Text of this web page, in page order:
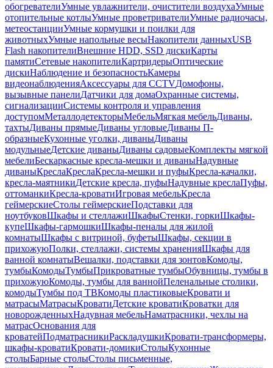
обогревателиУмные увлажнители, очистители воздухаУмные
отопительные котлыУмные проветривателиУмные радиочасы,
метеостанцииУмные кормушки и поилки для
животныхУмные напольные весыНакопители данныхUSB
Flash накопителиВнешние HDD, SSD дискиКарты
памятиСетевые накопителиКартридерыОптические
дискиНаблюдение и безопасностьКамеры
видеонаблюденияАксессуары для CCTVДомофоны,
вызывные панелиДатчики для домаОхранные системы,
сигнализацииСистемы контроля и управления
доступомМеталлодетекторыМебельМягкая мебельДиваны,
тахтыДиваны прямыеДиваны угловыеДиваны П-
образныеКухонные уголки, диваныДиваны
модульныеДетские диваныДиваны садовыеКомплекты мягкой
мебелиБескаркасные кресла-мешки и диваныНадувные
диваныКреслаКреслаКресла-мешки и пуфыКресла-качалки,
кресла-маятникиДетские кресла, пуфыНадувные креслаПуфы,
оттоманкиКресла-кроватиИгровая мебельКресла
геймерскиеСтолы геймерскиеПодставки для
ноутбуковШкафы и стеллажиШкафыСтенки, горкиШкафы-
купеШкафы-гармошкиШкафы-пеналы для жилой
комнатыШкафы с витриной, буфетыШкафы, секции в
прихожуюПолки, стеллажи, системы храненияШкафы для
ванной комнатыВешалки, подставки для зонтовКомоды,
тумбыКомодыТумбыПрикроватные тумбыОбувницы, тумбы в
прихожуюКомоды, тумбы для ваннойПеленальные столики,
комодыТумбы под ТВКомоды пластиковыеКровати и
матрасыМатрасыКроватиДетские кроватиКроватки для
новорожденныхНадувная мебельНаматрасники, чехлы на
матрасОснования для
кроватейПодматрасникиРаскладушкиКровати-трансформеры,
шкафы-кроватиКровати-домикиСтолыКухонные
столыБарные столыСтолы письменные,